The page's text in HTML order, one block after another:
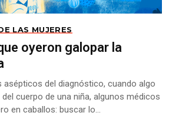
LAS MUJERES
oyeron galopar la
asépticos del diagnóstico, cuando algo
cuerpo de una niña, algunos médicos
en caballos: buscar lo...